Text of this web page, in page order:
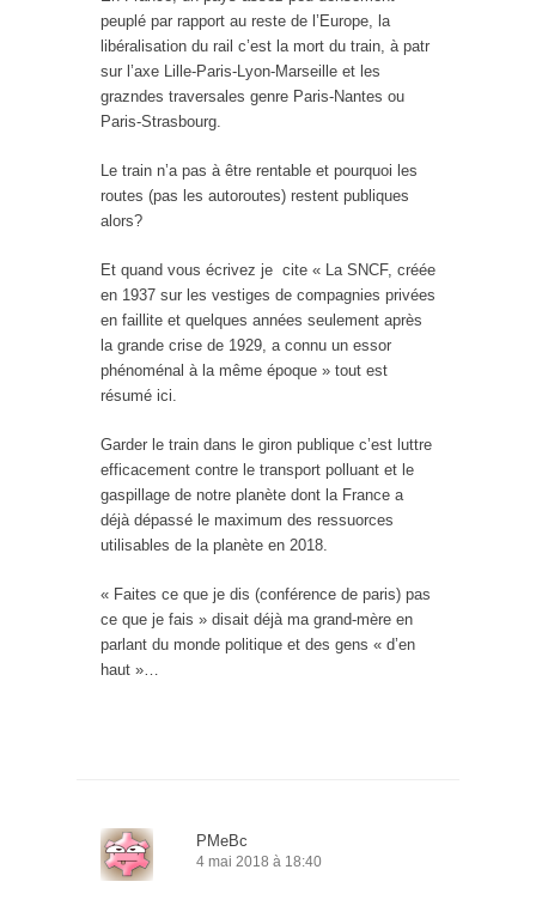
peuplé par rapport au reste de l’Europe, la
libéralisation du rail c’est la mort du train, à patr
sur l’axe Lille-Paris-Lyon-Marseille et les
grazndes traversales genre Paris-Nantes ou
Paris-Strasbourg.
Le train n’a pas à être rentable et pourquoi les
routes (pas les autoroutes) restent publiques
alors?
Et quand vous écrivez je cite « La SNCF, créée
en 1937 sur les vestiges de compagnies privées
en faillite et quelques années seulement après
la grande crise de 1929, a connu un essor
phénoménal à la même époque » tout est
résumé ici.
Garder le train dans le giron publique c’est luttre
efficacement contre le transport polluant et le
gaspillage de notre planète dont la France a
déjà dépassé le maximum des ressuorces
utilisables de la planète en 2018.
« Faites ce que je dis (conférence de paris) pas
ce que je fais » disait déjà ma grand-mère en
parlant du monde politique et des gens « d’en
haut »…
PMeBc
4 mai 2018 à 18:40